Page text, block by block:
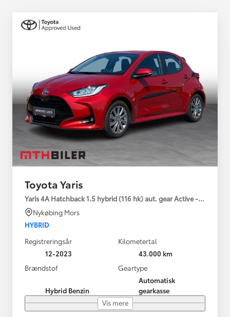
Toyota Yaris
Yaris 4A Hatchback 1.5 hybrid (116 hk) aut. gear Active -
Nykøbing Mors
HYBRID
Registreringsår
12-2023
Kilometertal
43.000 km
Brændstof
Hybrid Benzin
Geartype
Automatisk
gearkasse
Vis mere